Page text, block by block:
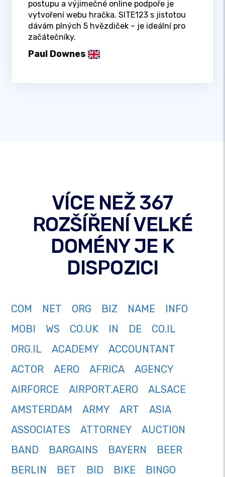
postupu a výjimečné online podpoře je
vytvoření webu hračka. SITE123 s jistotou
dávám plných 5 hvězdiček – je ideální pro
začátečníky.
Paul Downes
VÍCE NEŽ 367
ROZŠÍŘENÍ VELKÉ
DOMÉNY JE K
DISPOZICI
COM NET ORG BIZ NAME
INFO
MOBI
WS CO.UK IN DE
CO.IL
ORG.IL
ACADEMY
ACCOUNTANT
ACTOR
AERO AFRICA
AGENCY
AIRFORCE
AIRPORT.AERO
ALSACE
AMSTERDAM
ARMY ART
ASIA
ASSOCIATES
ATTORNEY
AUCTION
BAND
BARGAINS BAYERN
BEER
BERLIN
BET BID BIKE
BINGO